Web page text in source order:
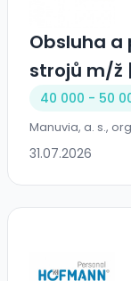
Obsluha a
strojů m/ž
40 000 - 50
Manuvia, a. s.,
31.07.2026